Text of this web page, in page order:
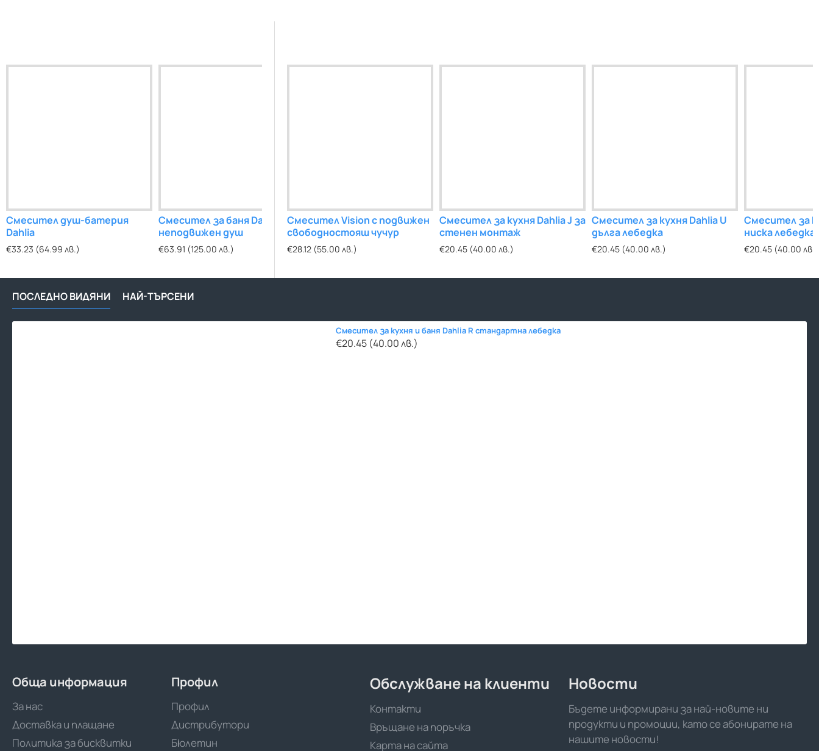
Смесител душ-батерия
Dahlia
€33.23 (64.99 лв.)
Смесител за баня Dahlia
неподвижен душ
€63.91 (125.00 лв.)
Смесител за кухня Dahlia U
дълга лебедка
€20.45 (40.00 лв.)
Смесител Vision с подвижен
свободностояш чучур
€28.12 (55.00 лв.)
Смесител за кухня Dahlia J за
стенен монтаж
€20.45 (40.00 лв.)
Смесител за кухня Dahlia U
дълга лебедка
€20.45 (40.00 лв.)
Смесител за
ниска лебедка
€20.45 (40.00 лв.)
ПОСЛЕДНО ВИДЯНИ НАЙ-ТЪРСЕНИ
Смесител за кухня и баня Dahlia R стандартна лебедка
€20.45 (40.00 лв.)
Обща информация
За нас
Доставка и плащане
Политика за бисквитки
Профил
Профил
Дистрибутори
Бюлетин
Обслужване на клиенти
Контакти
Връщане на поръчка
Карта на сайта
Новости
Бъдете информирани за най-новите ни
продукти и промоции, като се абонирате на
нашите новости!